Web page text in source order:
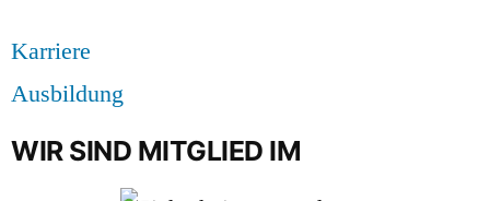
Karriere
Ausbildung
WIR SIND MITGLIED IM